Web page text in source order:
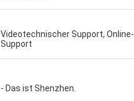
Videotechnischer Support, Online-
Support
- Das ist Shenzhen.